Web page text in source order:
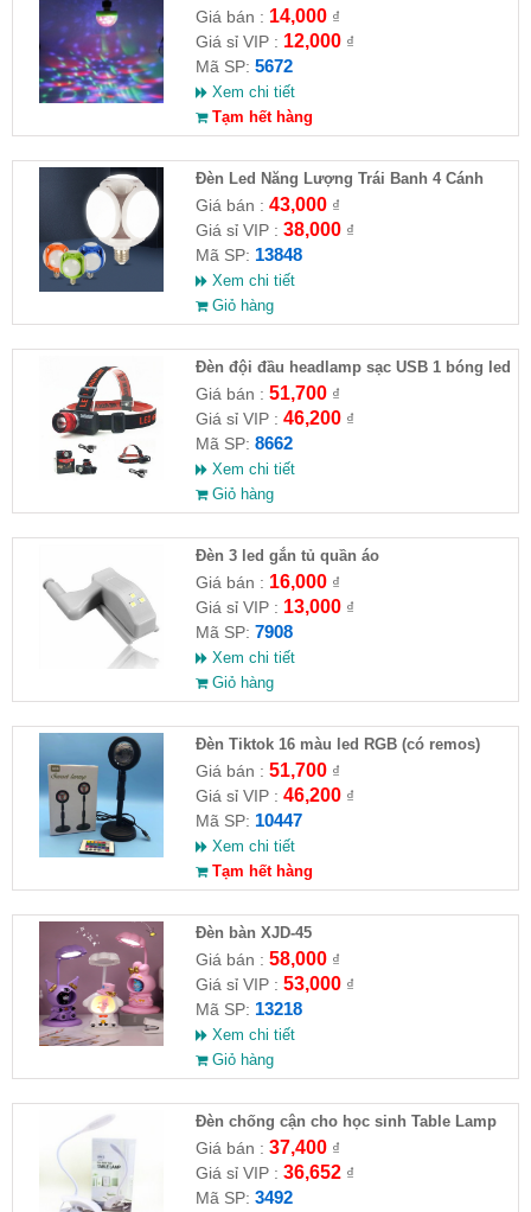
Giá bán : 14,000₫
Giá sỉ VIP : 12,000₫
Mã SP: 5672
Xem chi tiết
Tạm hết hàng
Đèn Led Năng Lượng Trái Banh 4 Cánh
Giá bán : 43,000₫
Giá sỉ VIP : 38,000₫
Mã SP: 13848
Xem chi tiết
Giỏ hàng
Đèn đội đầu headlamp sạc USB 1 bóng led
F-T41 Đầu Nối Nhôm ( HĐ )
Giá bán : 51,700₫
Giá sỉ VIP : 46,200₫
Mã SP: 8662
Xem chi tiết
Giỏ hàng
Đèn 3 led gắn tủ quần áo
Giá bán : 16,000₫
Giá sỉ VIP : 13,000₫
Mã SP: 7908
Xem chi tiết
Giỏ hàng
Đèn Tiktok 16 màu led RGB (có remos)
(Full VAT )
Giá bán : 51,700₫
Giá sỉ VIP : 46,200₫
Mã SP: 10447
Xem chi tiết
Tạm hết hàng
Đèn bàn XJD-45
Giá bán : 58,000₫
Giá sỉ VIP : 53,000₫
Mã SP: 13218
Xem chi tiết
Giỏ hàng
Đèn chống cận cho học sinh Table Lamp
MH-007
Giá bán : 37,400₫
Giá sỉ VIP : 36,652₫
Mã SP: 3492